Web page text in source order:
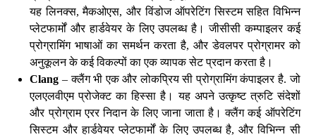
यह लिनक्स, मैकओएस, और विंडोज ऑपरेटिंग सिस्टम सहित विभिन्न
प्लेटफार्मों और हार्डवेयर के लिए उपलब्ध है। जीसीसी कम्पाइलर कई
प्रोग्रामिंग भाषाओं का समर्थन करता है, और डेवलपर प्रोग्रामर को
अनुकूलन के कई विकल्पों का एक व्यापक सेट प्रदान करता है।
Clang – क्लैंग भी एक और लोकप्रिय सी प्रोग्रामिंग कंपाइलर है. जो
एलएलवीएम प्रोजेक्ट का हिस्सा है। यह अपने उत्कृष्ट त्रुटि संदेशों
और प्रोग्राम एरर निदान के लिए जाना जाता है। क्लैंग कई ऑपरेटिंग
सिस्टम और हार्डवेयर प्लेटफार्मों के लिए उपलब्ध है, और विभिन्न सी